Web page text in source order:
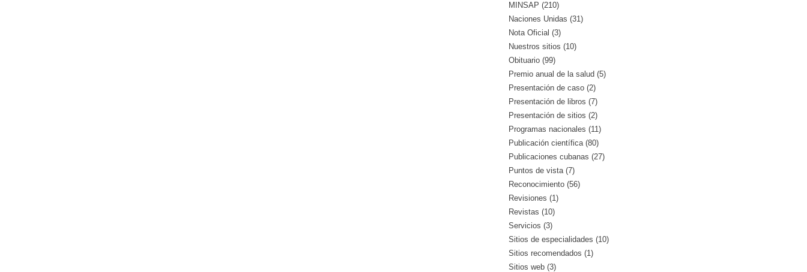
MINSAP (210)
Naciones Unidas (31)
Nota Oficial (3)
Nuestros sitios (10)
Obituario (99)
Premio anual de la salud (5)
Presentación de caso (2)
Presentación de libros (7)
Presentación de sitios (2)
Programas nacionales (11)
Publicación científica (80)
Publicaciones cubanas (27)
Puntos de vista (7)
Reconocimiento (56)
Revisiones (1)
Revistas (10)
Servicios (3)
Sitios de especialidades (10)
Sitios recomendados (1)
Sitios web (3)